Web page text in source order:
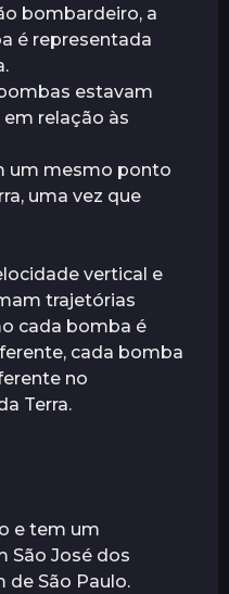
bombardeiro, a
é representada
estavam
relação às
um mesmo ponto
uma vez que
vertical e
trajetórias
cada bomba é
cada bomba
no
Terra.
e tem um
São José dos
de São Paulo.